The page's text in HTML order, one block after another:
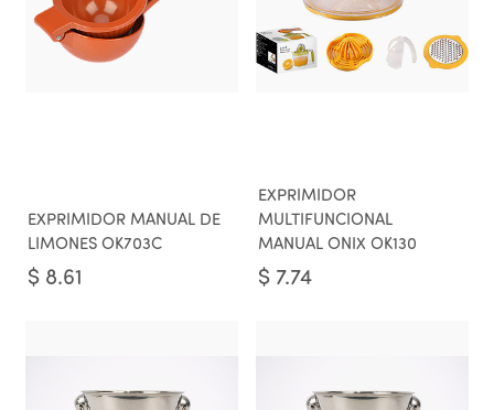
EXPRIMIDOR MANUAL DE
LIMONES OK703C
$ 8.61
EXPRIMIDOR
MULTIFUNCIONAL
MANUAL ONIX OK130
$ 7.74